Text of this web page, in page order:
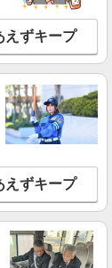
えずキープ
区・久喜市・蓮田
えずキープ